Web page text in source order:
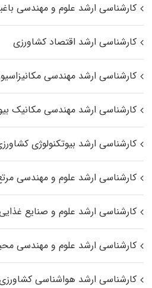
کارشناسی ارشد علوم و مهندسی
کارشناسی ارشد اقتصاد کشاورزی
کارشناسی ارشد مهندسی
کارشناسی ارشد مهندسی مکانیک
کارشناسی ارشد بیوتکنولوژی
کارشناسی ارشد علوم و مهندسی
کارشناسی ارشد علوم و صنایع
کارشناسی ارشد علوم و مهندسی
کارشناسی ارشد هواشناسی